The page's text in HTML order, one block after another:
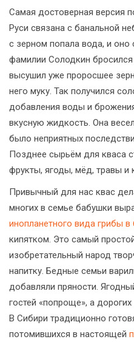
Самая достоверная версия
Руси связана с банальной
с зерном попала вода, и оно
фамилии Солодкин бросился
высушил уже проросшее
него муку. Так получился
добавления воды и
вкусную жидкость. Она
было неприятных
Позднее сырьём для кваса
фрукты, ягоды, мёд, травы и
Привычный для нас квас
многих в семье бабушки
инопланетного вида грибы в
кипятком. Это самый
изобретательный народ
напитку. Бедные семьи
добавляли пряности.
гостей «попроще», а
В Сибири традиционно
потомившихся в настоящей